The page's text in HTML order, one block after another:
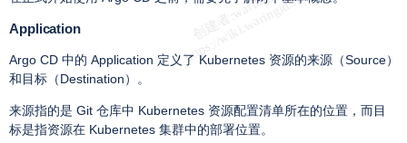
Application
Argo CD 中的 Application 定义了 Kubernetes 资源的来源（Source）
和目标（Destination）。
来源指的是 Git 仓库中 Kubernetes 资源配置清单所在的位置，而目
标是指资源在 Kubernetes 集群中的部署位置。